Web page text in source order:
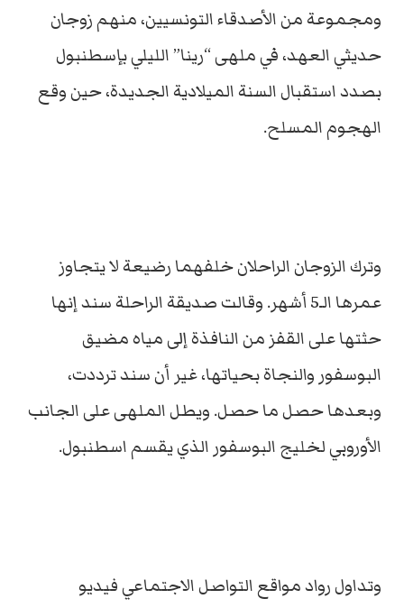
ومجموعة من الأصدقاء التونسيين، منهم زوجان
حديثي العهد، في ملهى “رينا” الليلي بإسطنبول
بصدد استقبال السنة الميلادية الجديدة، حين وقع
الهجوم المسلح.
وترك الزوجان الراحلان خلفهما رضيعة لا يتجاوز
عمرها الـ5 أشهر. وقالت صديقة الراحلة سند إنها
حثتها على القفز من النافذة إلى مياه مضيق
البوسفور والنجاة بحياتها، غير أن سند ترددت،
وبعدها حصل ما حصل. ويطل الملهى على الجانب
الأوروبي لخليج البوسفور الذي يقسم اسطنبول.
وتداول رواد مواقع التواصل الاجتماعي فيديو